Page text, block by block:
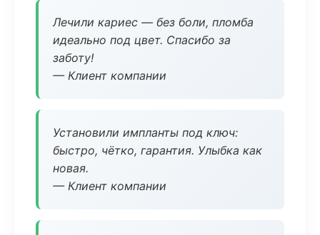
Лечили кариес — без боли, пломба
идеально под цвет. Спасибо за
заботу!
— Клиент компании
Установили импланты под ключ:
быстро, чётко, гарантия. Улыбка как
новая.
— Клиент компании